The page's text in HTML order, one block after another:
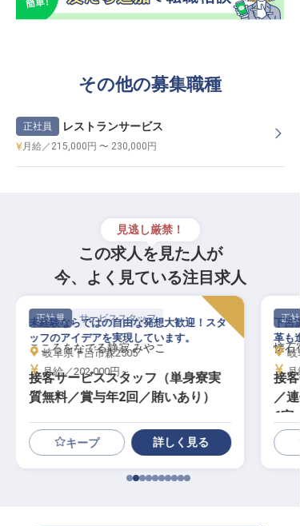
その他の募集職種
正社員 レストランサービス
月給／215,000円 〜 230,000円
見逃し厳禁！
この求人を見た人が
今、よく見ている注目求人
正社員 サービススタッフ
こころをなでる静寂 みやこ
接客サービススタッフ（単身寮実
質無料／賞与年2回／賄いあり）
未経験ならではの自由な発想大歓迎！スタ
ッフのアイデアを実現しています。
岐阜県下呂市森2505
月給／202,000円～
キープ 詳しく見る
正社
懐石
接
／
6室
下呂
革も
岐
月